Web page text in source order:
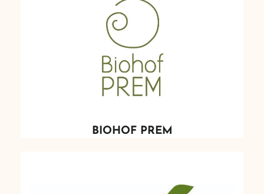
BIOHOF PREM